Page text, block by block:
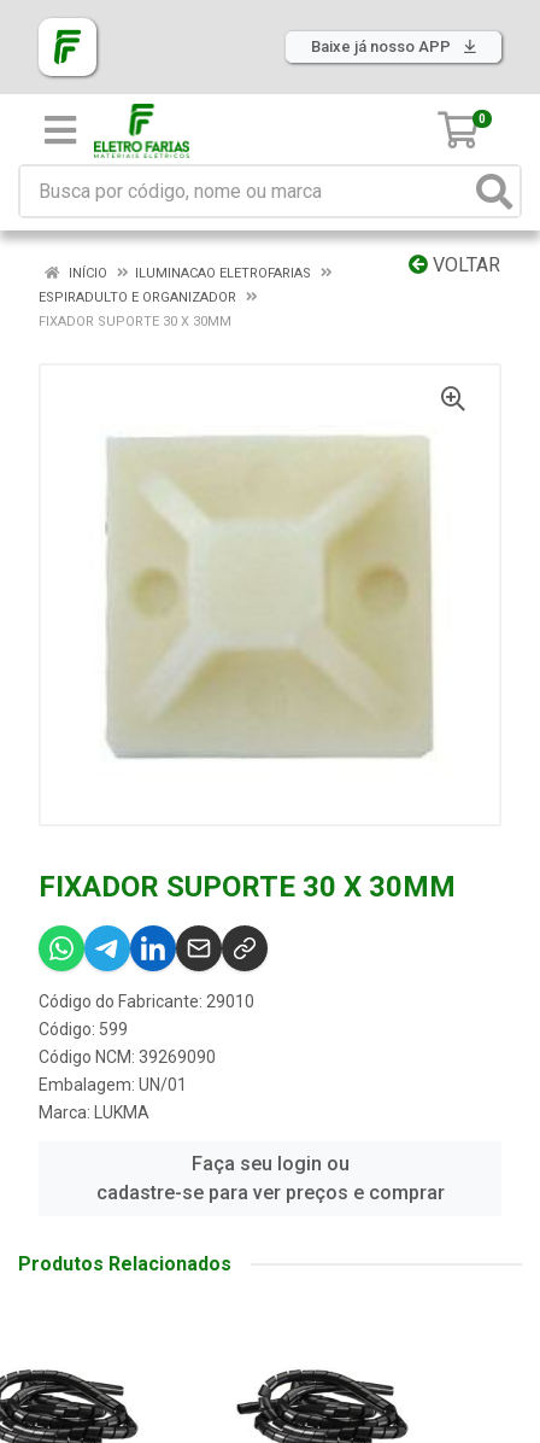
Baixe já nosso APP
0
VOLTAR
INÍCIO
ILUMINACAO ELETROFARIAS
ESPIRADULTO E ORGANIZADOR
FIXADOR SUPORTE 30 X 30MM
FIXADOR SUPORTE 30 X 30MM
Código do Fabricante: 29010
Código: 599
Código NCM: 39269090
Embalagem: UN/01
Marca:
LUKMA
Faça seu login ou
cadastre-se para ver preços e comprar
Produtos Relacionados